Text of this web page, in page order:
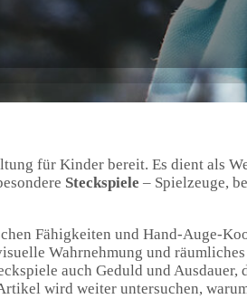
für Kinder bereit. Es dient als
Steckspiele – Spielzeuge,
Fähigkeiten und Hand-Auge-
Wahrnehmung und
auch Geduld und
wird weiter untersuchen,